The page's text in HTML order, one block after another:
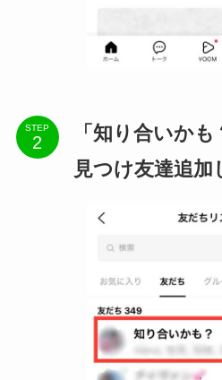
STEP
「知り合いか
見つけ友達追加